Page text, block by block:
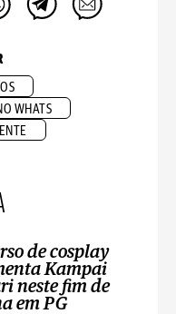
WHATS
de cosplay
Kampai
neste fim de
em PG